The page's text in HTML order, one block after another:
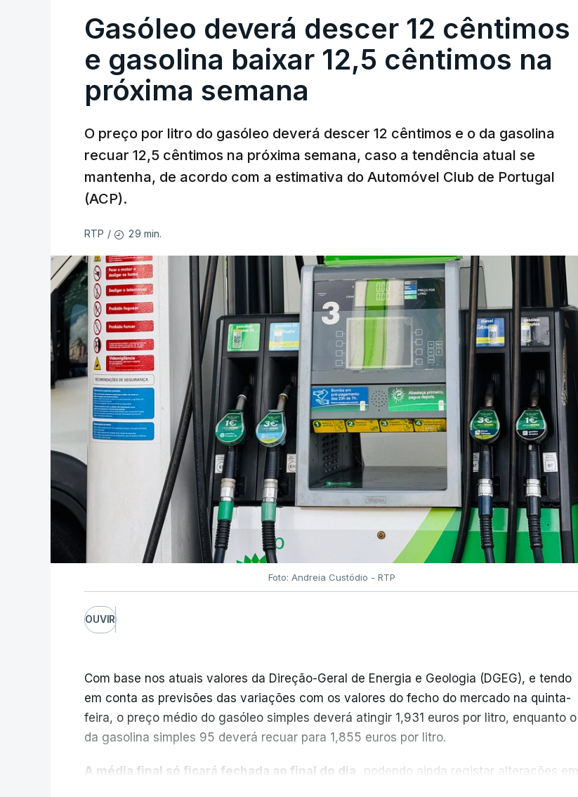
Gasóleo deverá descer 12 cêntimos
e gasolina baixar 12,5 cêntimos na
próxima semana
O preço por litro do gasóleo deverá descer 12 cêntimos e o da gasolina
recuar 12,5 cêntimos na próxima semana, caso a tendência atual se
mantenha, de acordo com a estimativa do Automóvel Club de Portugal
(ACP).
RTP / 29 min.
Foto: Andreia Custódio - RTP
OUVIR
Com base nos atuais valores da Direção-Geral de Energia e Geologia (DGEG), e tendo
em conta as previsões das variações com os valores do fecho do mercado na quinta-
feira, o preço médio do gasóleo simples deverá atingir 1,931 euros por litro, enquanto o
da gasolina simples 95 deverá recuar para 1,855 euros por litro.
A média final só ficará fechada ao final do dia,
podendo ainda registar alterações em